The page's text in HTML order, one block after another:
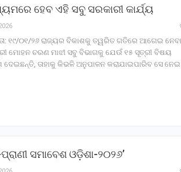
ହେବ ଏହି ସବୁ ସରକାରୀ କାର୍ଯ୍ୟ
୧୯/୦୧/୨୬ ରାଜ୍ୟର ବିକାଶକୁ ତ୍ୱରିତ ଗତିରେ ଆଗେଇ ନେବା
ମୋହନ ଚରଣ ମାଝୀ ସବୁ ବିଭାଗକୁ ଯେଉଁ ୧୫ ସୂତ୍ରୀ ବିଷୟ
ତାହାକୁ କିଭଳି ଅନୁପାଳନ କରାଯାଇପାରିବ ସେ ନେଇ
ସମାବେଶ ଓଡ଼ିଶା-୨୦୨୬’